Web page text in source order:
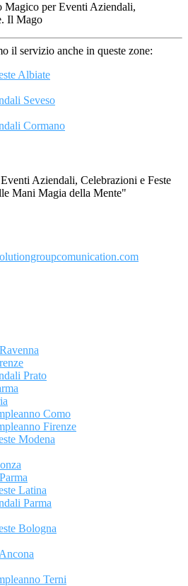
Magico per Eventi Aziendali,
Il Mago
il servizio anche in queste zone:
Albiate
Seveso
Cormano
Aziendali, Celebrazioni e Feste
Mani Magia della Mente"
Prato
Como
Firenze
Modena
Latina
Parma
Bologna
Terni